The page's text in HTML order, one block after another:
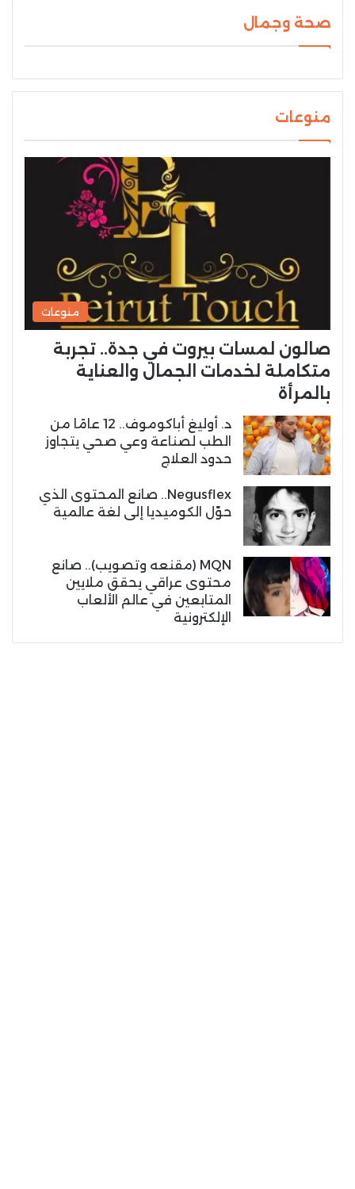
صحة وجمال
منوعات
منوعات
صالون لمسات بيروت في جدة.. تجربة
متكاملة لخدمات الجمال والعناية
بالمرأة
د. أوليغ أباكوموف.. 12 عامًا من
الطب لصناعة وعي صحي يتجاوز
حدود العلاج
Negusflex.. صانع المحتوى الذي
حوّل الكوميديا إلى لغة عالمية
MQN (مقنعه وتصويب).. صانع
محتوى عراقي يحقق ملايين
المتابعين في عالم الألعاب
الإلكترونية